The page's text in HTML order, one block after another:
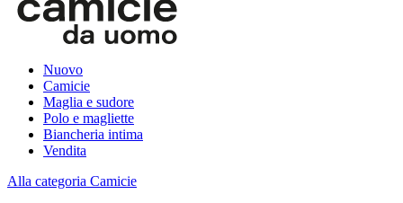
Nuovo
Camicie
Maglia e sudore
Polo e magliette
Biancheria intima
Vendita
Alla categoria Camicie